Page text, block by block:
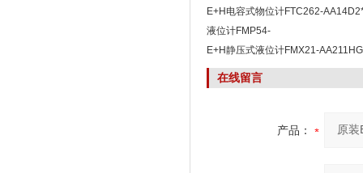
E+H电容式物位计FTC262-
液位计FMP54-
E+H静压式液位计FMX21-
到
在线留言
产品：